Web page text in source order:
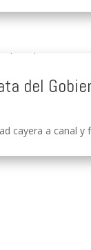
del
cayera a canal